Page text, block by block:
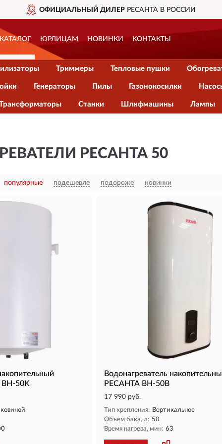
ОФИЦИАЛЬНЫЙ ДИЛЕРРЕСАНТА В РОССИИ
КАТАЛОГ ЮРЛИЦАМ НОВИНКИ КОНТАКТЫ
Триммеры Тепловые пушки
Генераторы Пилы Газонокосилки
Станки Шлифмашины Лампы
РЕСАНТА 50
популярные подешевле подороже новинки
ВН-50K
Водонагреватель
РЕСАНТА ВН-50В
17 990 руб.
Тип крепления: Вертикальное
Объем бака, л: 50
Время нагрева, мин: 63